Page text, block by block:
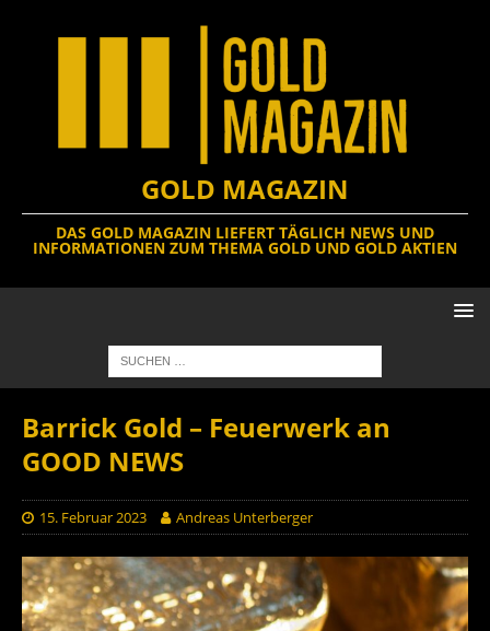
GOLD MAGAZIN
DAS GOLD MAGAZIN LIEFERT TÄGLICH NEWS UND
INFORMATIONEN ZUM THEMA GOLD UND GOLD AKTIEN
Barrick Gold – Feuerwerk an
GOOD NEWS
15. Februar 2023 Andreas Unterberger